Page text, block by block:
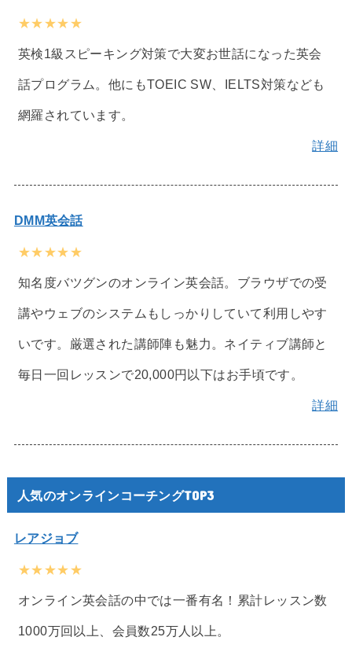
★★★★★
英検1級スピーキング対策で大変お世話になった英会
話プログラム。他にもTOEIC SW、IELTS対策なども
網羅されています。
詳細
DMM英会話
★★★★★
知名度バツグンのオンライン英会話。ブラウザでの受
講やウェブのシステムもしっかりしていて利用しやす
いです。厳選された講師陣も魅力。ネイティブ講師と
毎日一回レッスンで20,000円以下はお手頃です。
詳細
人気のオンラインコーチングTOP3
レアジョブ
★★★★★
オンライン英会話の中では一番有名！累計レッスン数
1000万回以上、会員数25万人以上。